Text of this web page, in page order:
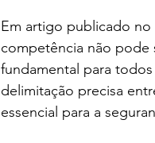
Em artigo publicado
competência não pode
fundamental para
delimitação precisa
essencial para a